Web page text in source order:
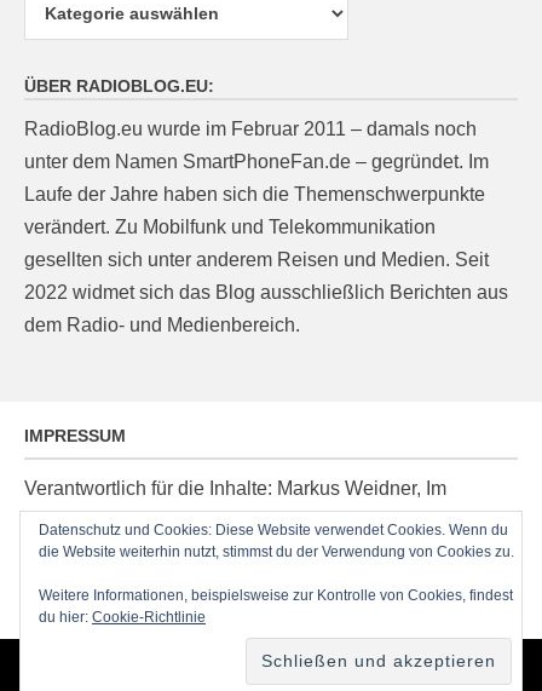
ÜBER RADIOBLOG.EU:
RadioBlog.eu wurde im Februar 2011 – damals noch
unter dem Namen SmartPhoneFan.de – gegründet. Im
Laufe der Jahre haben sich die Themenschwerpunkte
verändert. Zu Mobilfunk und Telekommunikation
gesellten sich unter anderem Reisen und Medien. Seit
2022 widmet sich das Blog ausschließlich Berichten aus
dem Radio- und Medienbereich.
IMPRESSUM
Verantwortlich für die Inhalte: Markus Weidner, Im
Ziegelacker 20, D-63599 Biebergemünd, E-Mail:
post@radioblog.eu
Technik und Administration: Thomas Michel
Catch Themes
Datenschutz und Cookies: Diese Website verwendet Cookies. Wenn du
die Website weiterhin nutzt, stimmst du der Verwendung von Cookies zu.
Weitere Informationen, beispielsweise zur Kontrolle von Cookies, findest
du hier: Cookie-Richtlinie